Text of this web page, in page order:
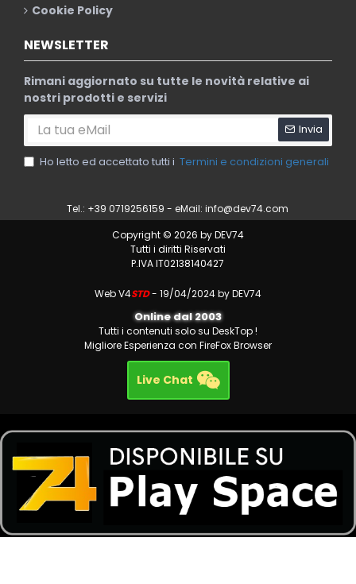
Cookie Policy
NEWSLETTER
Rimani aggiornato su tutte le novità relative ai
nostri prodotti e servizi
Invia
Ho letto ed accettato tutti i Termini e condizioni generali
Tel.: +39 0719256159 - eMail:info@dev74.com
Copyright © 2026 by DEV74
Tutti i diritti Riservati
P.IVA IT02138140427
Web V4STD- 19/04/2024 by DEV74
Online dal 2003
Tutti i contenuti solo su DeskTop !
Migliore Esperienza con FireFox Browser
Live Chat